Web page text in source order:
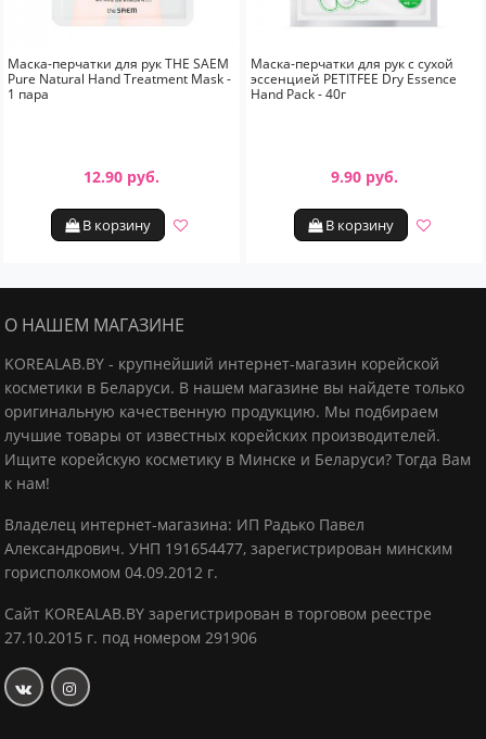
Маска-перчатки для рук THE SAEM
Pure Natural Hand Treatment Mask -
1 пара
12.90 руб.
В корзину
Маска-перчатки для рук с сухой
эссенцией PETITFEE Dry Essence
Hand Pack - 40г
9.90 руб.
В корзину
О НАШЕМ МАГАЗИНЕ
KOREALAB.BY - крупнейший интернет-магазин корейской
косметики в Беларуси. В нашем магазине вы найдете только
оригинальную качественную продукцию. Мы подбираем
лучшие товары от известных корейских производителей.
Ищите корейскую косметику в Минске и Беларуси? Тогда Вам
к нам!
Владелец интернет-магазина: ИП Радько Павел
Александрович. УНП 191654477, зарегистрирован минским
горисполкомом 04.09.2012 г.
Сайт KOREALAB.BY зарегистрирован в торговом реестре
27.10.2015 г. под номером 291906